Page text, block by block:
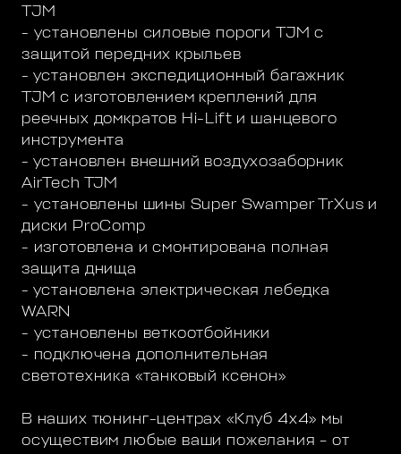
TJM
- установлены силовые пороги TJM с
защитой передних крыльев
- установлен экспедиционный багажник
TJM с изготовлением креплений для
реечных домкратов Hi-Lift и шанцевого
инструмента
- установлен внешний воздухозаборник
AirTech TJM
- установлены шины Super Swamper TrXus и
диски ProComp
- изготовлена и смонтирована полная
защита днища
- установлена электрическая лебедка
WARN
- установлены веткоотбойники
- подключена дополнительная
светотехника «танковый ксенон»
В наших тюнинг-центрах «Клуб 4х4» мы
осуществим любые ваши пожелания – от